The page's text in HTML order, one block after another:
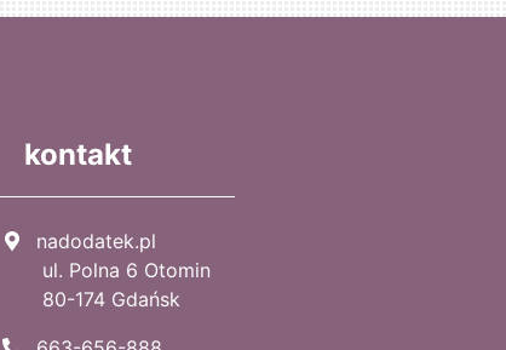
kontakt
nadodatek.pl
ul. Polna 6 Otomin
80-174 Gdańsk